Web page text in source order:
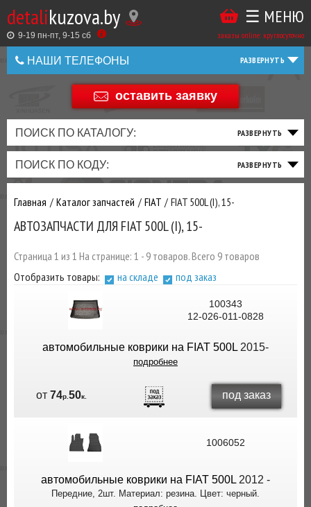
detalikuzova.by
9-19 пн-пт, 9-15 cб заказы online: круглосуточно
☰ МЕНЮ
НАШИ ТЕЛЕФОНЫ
+375 44 586 05 44
оставить заявку
ПОИСК ПО КАТАЛОГУ:
ПОИСК ПО КОДУ:
Главная Каталог запчастей FIAT FIAT 500L (I), 15-
АВТОЗАПЧАСТИ ДЛЯ FIAT 500L (I), 15-
Страница 1 из 1 На странице: 1 - 9 товаров. Всего 9 товаров
Отобразить товары:
на складе под заказ
100343
12-026-011-0828
автомобильные коврики на FIAT 500L 2015-
подробнее
от74р.50к. под заказ
1006052
автомобильные коврики на FIAT 500L 2012 -
Передние, 2шт. Материал: резина. Цвет: черный.
Купить
в
1
Беларусь
+375
+375
ТАКЖЕ
ВЫ
МОЖЕТЕ
У
ЗАКАЗАТЬ
ТО
ФИЛЬТРА
ТОРМОЗНАЯ
СИСТЕМА
ПОДВЕСКА
РУЛЕВОЕ
ТРАНСМИССИЯ
ПРИВОД
ДВИГАТЕЛЬ
ВЫХЛОП
ЭЛЕКТРИКА
ОСВЕЩЕНИЕ
РАСХОДНИКИ,
ЗАПЧАСТИ К
ЗАКАЗУ ЧЕРЕЗ